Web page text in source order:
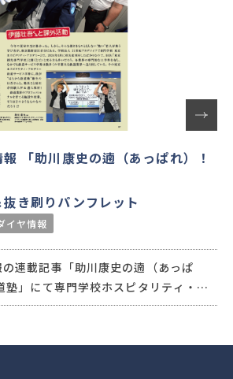
「助川康史の遖（あっぱれ）！
き刷りパンフレット
イヤ情報
連載記事「助川康史の遖（あっぱ
塾」にて専門学校ホスピタリティ・ア
介を行うタイアップ記事を制作いた
スなど学校イベントでの配布ツール